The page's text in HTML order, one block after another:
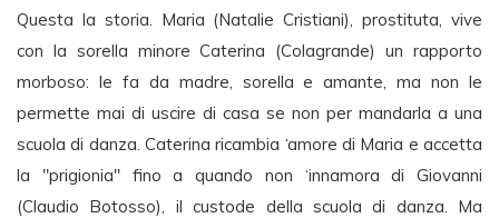
Questa la storia. Maria (Natalie Cristiani), prostituta, vive
con la sorella minore Caterina (Colagrande) un rapporto
morboso: le fa da madre, sorella e amante, ma non le
permette mai di uscire di casa se non per mandarla a una
scuola di danza. Caterina ricambia ‘amore di Maria e accetta
la "prigionia" fino a quando non ‘innamora di Giovanni
(Claudio Botosso), il custode della scuola di danza. Ma